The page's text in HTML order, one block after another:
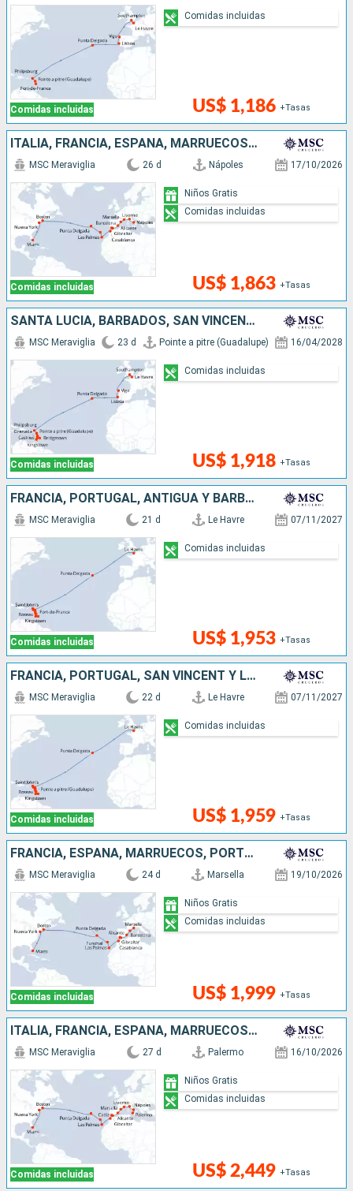
Comidas incluidas US$ 1,186 +Tasas
Comidas incluidas
ITALIA, FRANCIA, ESPAÑA, MARRUECOS, PORTUGAL, ESTADOS UNIDOS
Comidas incluidas
MSC Meraviglia 26 d Nápoles 17/10/2026
US$ 1,863 +Tasas
Niños Gratis
Comidas incluidas
SANTA LUCIA, BARBADOS, SAN VINCENT Y LAS GRANADINAS, GRENADA, SAN MARTÍN, PORTUGAL, ESPAÑA, FRANCIA, REINO UNIDO
Comidas incluidas
MSC Meraviglia 23 d Pointe a pitre (Guadalupe) 16/04/2028
US$ 1,918 +Tasas
Comidas incluidas
FRANCIA, PORTUGAL, ANTIGUA Y BARBUDA, SAN VINCENT Y LAS GRANADINAS, BARBADOS, SAN MARTÍN, DOMINICA
Comidas incluidas
MSC Meraviglia 21 d Le Havre 07/11/2027
US$ 1,953 +Tasas
Comidas incluidas
FRANCIA, PORTUGAL, SAN VINCENT Y LAS GRANADINAS, BARBADOS, ANTIGUA Y BARBUDA, SAN MARTÍN, DOMINICA
Comidas incluidas
MSC Meraviglia 22 d Le Havre 07/11/2027
US$ 1,959 +Tasas
Comidas incluidas
FRANCIA, ESPAÑA, MARRUECOS, PORTUGAL, ESTADOS UNIDOS
Comidas incluidas
MSC Meraviglia 24 d Marsella 19/10/2026
US$ 1,999 +Tasas
Niños Gratis
Comidas incluidas
ITALIA, FRANCIA, ESPAÑA, MARRUECOS, PORTUGAL, ESTADOS UNIDOS
Comidas incluidas
MSC Meraviglia 27 d Palermo 16/10/2026
US$ 2,449 +Tasas
Niños Gratis
Comidas incluidas